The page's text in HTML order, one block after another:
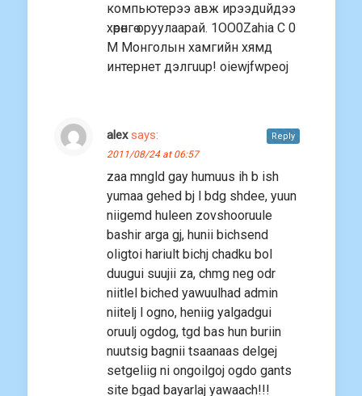
компьютерээ авж ирээдuйдээ
хөрөнгө оруулаарай. 1OO0Zahia C 0
M Монголын хамгийн хямд
интернет дэлгuuр! oiewjfwpeoj
alex says:
2011/08/24 at 06:57
zaa mngld gay humuus ih b ish
yumaa gehed bj l bdg shdee, yuun
niigemd huleen zovshooruule
bashir arga gj, hunii bichsend
oligtoi hariult bichj chadku bol
duugui suujii za, chmg neg odr
niitlel biched yawuulhad admin
niitelj l ogno, heniig yalgadgui
oruulj ogdog, tgd bas hun buriin
nuutsig bagnii tsaanaas delgej
setgeliig ni ongoilgoj ogdo gants
site bgad bayarlaj yawaach!!!
Reply